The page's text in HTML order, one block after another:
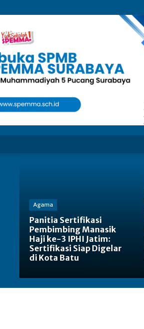
Agama
Panitia Sertifikasi
Pembimbing Manasik
Haji ke-3 IPHI Jatim:
Sertifikasi Siap Digelar
di Kota Batu